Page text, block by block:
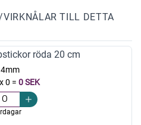
TILL DETTA
röda 20 cm
4mm
0 = 0 SEK